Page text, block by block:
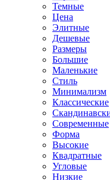
Темные
Цена
Элитные
Дешевые
Размеры
Большие
Маленькие
Стиль
Минимализм
Классические
Современные
Форма
Высокие
Квадратные
Угловые
Низкие